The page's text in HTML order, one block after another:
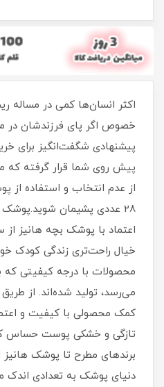
اکثر انسان‌ها کمی در مساله
خصوص اگر پای فرزندشان در
پیشنهادی شگفت‌انگیز برای
پیش روی شما قرار گرفته
28 عددی پشیمان
خیال راحت‌تری زندگی کودک
می‌رسد، تولید شده‌اند. از
کمک محصولی با کیفیت و
تازگی و خشکی پوست حساس
برندهای مطرح تا پوشک هانیز
دنیای پوشک به تعدادی اندک